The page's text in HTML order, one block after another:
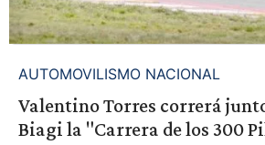
AUTOMOVILISMO NACIONAL
Valentino Torres correrá
Biagi la "Carrera de los 300